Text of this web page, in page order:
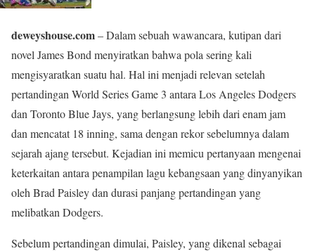
deweyshouse.com– Dalam sebuah wawancara, kutipan dari
novel James Bond menyiratkan bahwa pola sering kali
mengisyaratkan suatu hal. Hal ini menjadi relevan setelah
pertandingan World Series Game 3 antara Los Angeles Dodgers
dan Toronto Blue Jays, yang berlangsung lebih dari enam jam
dan mencatat 18 inning, sama dengan rekor sebelumnya dalam
sejarah ajang tersebut. Kejadian ini memicu pertanyaan mengenai
keterkaitan antara penampilan lagu kebangsaan yang dinyanyikan
oleh Brad Paisley dan durasi panjang pertandingan yang
melibatkan Dodgers.
Sebelum pertandingan dimulai, Paisley, yang dikenal sebagai